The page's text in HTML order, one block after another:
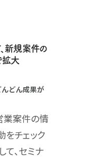
新規案件の
拡大
どん成果が
業案件の情
をチェック
て、セミナ